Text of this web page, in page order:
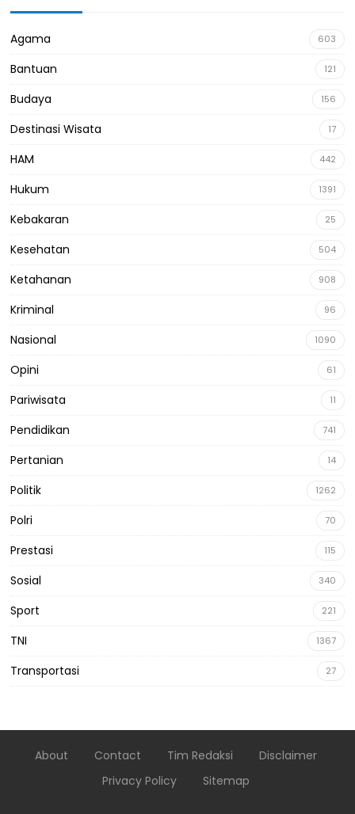
Agama 603
Bantuan 121
Budaya 156
Destinasi Wisata 17
HAM 442
Hukum 1391
Kebakaran 25
Kesehatan 504
Ketahanan 908
Kriminal 96
Nasional 1090
Opini 61
Pariwisata 11
Pendidikan 741
Pertanian 14
Politik 1262
Polri 70
Prestasi 115
Sosial 340
Sport 221
TNI 1367
Transportasi 27
About Contact Tim Redaksi
Disclaimer
Privacy Policy
Sitemap